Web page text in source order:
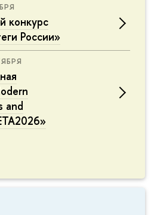
конкурс
России»
and